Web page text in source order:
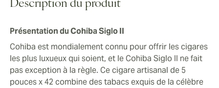
cigare cubain plus doux et de qualité supérieure.
accompagner votre boisson préférée à tout moment
Description du produit
Présentation du Cohiba Siglo II
Cohiba est mondialement connu pour offrir les cigares
les plus luxueux qui soient, et le Cohiba Siglo II ne fait
pas exception à la règle. Ce cigare artisanal de 5
pouces x 42 combine des tabacs exquis de la célèbre